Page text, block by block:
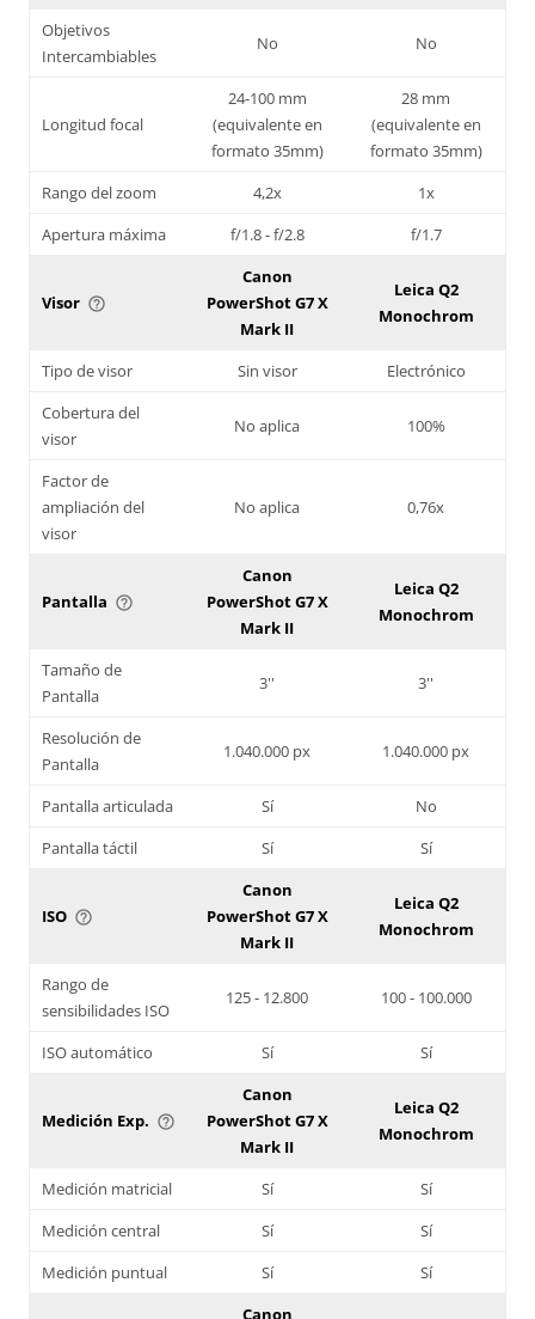
Objetivos
Intercambiables
No No
Longitud focal
24-100 mm
(equivalente en
formato 35mm)
28 mm
(equivalente en
formato 35mm)
Rango del zoom
4,2x
1x
Apertura máxima
f/1.8 - f/2.8 f/1.7
Visor help_outline
Canon
PowerShot G7 X
Mark II
Leica Q2
Monochrom
Tipo de visor Sin visor
Electrónico
Cobertura del
visor
No aplica 100%
Factor de
ampliación del
visor
No aplica 0,76x
Pantalla help_outline
Canon
PowerShot G7 X
Mark II
Leica Q2
Monochrom
Tamaño de
Pantalla
3'' 3''
Resolución de
Pantalla
1.040.000 px 1.040.000 px
Pantalla articulada Sí
No
Pantalla táctil
Sí Sí
ISO help_outline
Canon
PowerShot G7 X
Mark II
Leica Q2
Monochrom
Rango de
sensibilidades ISO
125 - 12.800 100 - 100.000
ISO automático Sí Sí
Medición Exp. help_outline
Canon
PowerShot G7 X
Mark II
Leica Q2
Monochrom
Medición matricial Sí
Sí
Medición central
Sí
Sí
Medición puntual
Sí Sí
Canon